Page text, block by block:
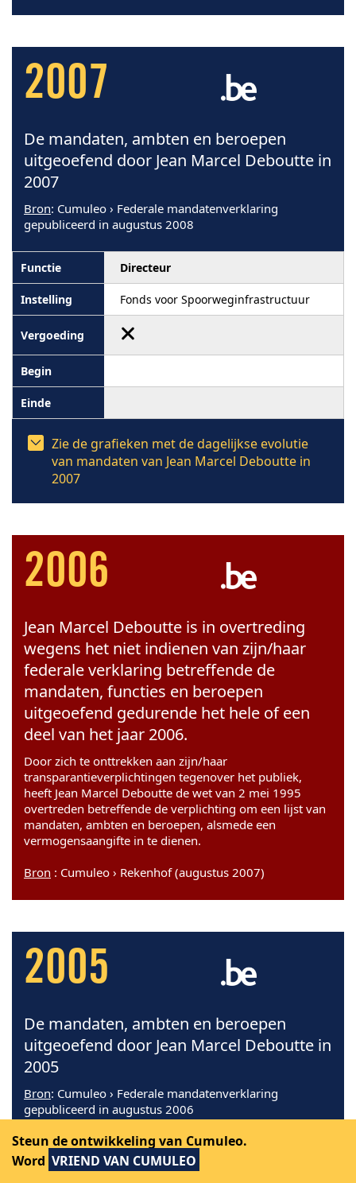
2007
De mandaten, ambten en beroepen
uitgeoefend door Jean Marcel Deboutte in
2007
Bron: Cumuleo › Federale mandatenverklaring
gepubliceerd in augustus 2008
Directeur
Fonds voor Spoorweginfrastructuur
Zie de grafieken met de dagelijkse evolutie
van mandaten van Jean Marcel Deboutte in
2007
2006
Jean Marcel Deboutte is in overtreding
wegens het niet indienen van zijn/haar
federale verklaring betreffende de
mandaten, functies en beroepen
uitgeoefend gedurende het hele of een
deel van het jaar 2006.
Door zich te onttrekken aan zijn/haar
transparantieverplichtingen tegenover het publiek,
heeft Jean Marcel Deboutte de wet van 2 mei 1995
overtreden betreffende de verplichting om een lijst van
mandaten, ambten en beroepen, alsmede een
vermogensaangifte in te dienen.
Bron : Cumuleo › Rekenhof (augustus 2007)
2005
De mandaten, ambten en beroepen
uitgeoefend door Jean Marcel Deboutte in
2005
Bron: Cumuleo › Federale mandatenverklaring
gepubliceerd in augustus 2006
Directeur
Steun de ontwikkeling van Cumuleo.
Word VRIEND VAN CUMULEO